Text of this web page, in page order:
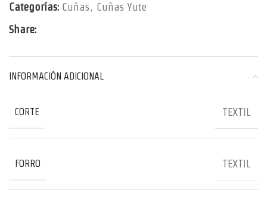
Categorías: Cuñas, Cuñas Yute
Share:
INFORMACIÓN ADICIONAL
CORTE TEXTIL
FORRO TEXTIL